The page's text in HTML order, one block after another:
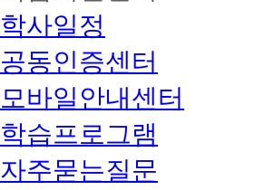
학사일정
공동인증센터
모바일안내센터
학습프로그램
자주묻는질문